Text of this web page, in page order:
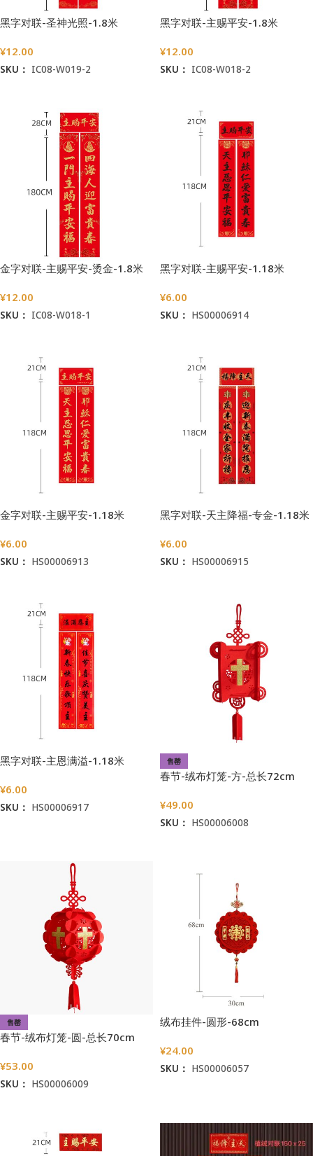
黑字对联-圣神光照-1.8米
¥12.00
SKU： IC08-W019-2
黑字对联-主赐平安-1.8米
¥12.00
SKU： IC08-W018-2
金字对联-主赐平安-烫金-1.8米
¥12.00
SKU： IC08-W018-1
黑字对联-主赐平安-1.18米
¥6.00
SKU： HS00006914
金字对联-主赐平安-1.18米
¥6.00
SKU： HS00006913
黑字对联-天主降福-专金-1.18米
¥6.00
SKU： HS00006915
黑字对联-主恩满溢-1.18米
¥6.00
SKU： HS00006917
售罄
春节-绒布灯笼-方-总长72cm
¥49.00
SKU： HS00006008
售罄
春节-绒布灯笼-圆-总长70cm
¥53.00
SKU： HS00006009
绒布挂件-圆形-68cm
¥24.00
SKU： HS00006057